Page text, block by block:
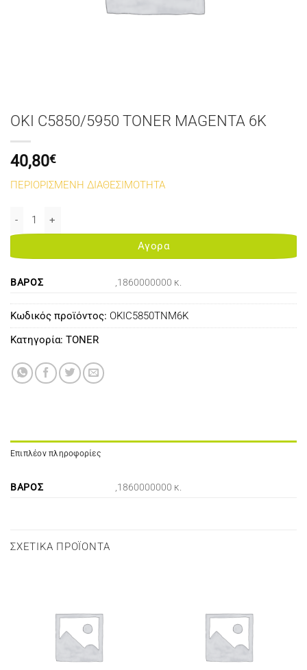
OKI C5850/5950 TONER MAGENTA 6K
40,80€
ΠΕΡΙΟΡΙΣΜΕΝΗ ΔΙΑΘΕΣΙΜΟΤΗΤΑ
OKI C5850/5950 TONER MAGENTA 6K ποσότητα
Αγορα
ΒΆΡΟΣ ,1860000000 κ.
Κωδικός προϊόντος: OKIC5850TNM6K
Κατηγορία: TONER
Επιπλέον πληροφορίες
ΒΆΡΟΣ ,1860000000 κ.
ΣΧΕΤΙΚΆ ΠΡΟΪΌΝΤΑ